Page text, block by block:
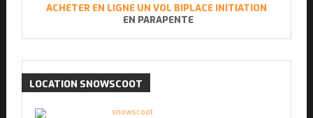
ACHETER EN LIGNE UN VOL BIPLACE INITIATION
EN PARAPENTE
LOCATION SNOWSCOOT